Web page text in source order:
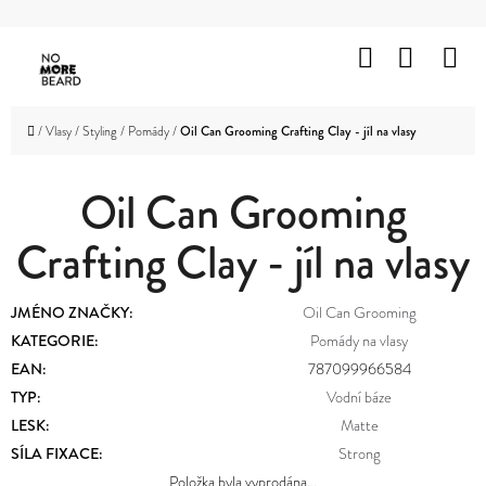
obsah
VLASY
A
PROMOTION
Hledat
Domů
/Vlasy/Styling / Pomády/Oil Can Grooming Crafting Clay - jíl na vlasy
Oil Can Grooming
Crafting Clay - jíl na vlasy
JMÉNO ZNAČKY:
Oil Can Grooming
KATEGORIE:
Pomády na vlasy
EAN:
787099966584
TYP:
Vodní báze
LESK:
Matte
SÍLA FIXACE:
Strong
Položka byla vyprodána…
Zpět
Zpět
C
O
T
Ř
E
B
U
J